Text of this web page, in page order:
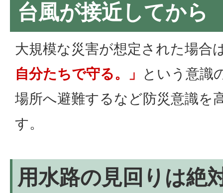
台風が接近してから
大規模な災害が想定された場合
自分たちで守る。」
という意識
場所へ避難するなど防災意識を
す。
用水路の見回りは絶